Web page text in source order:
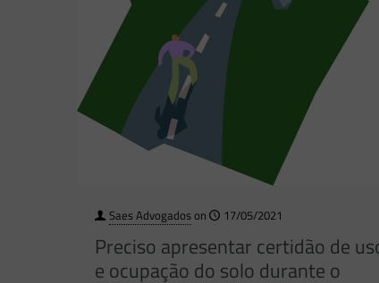
Saes Advogadoson 17/05/2021
Preciso apresentar certidão de
e ocupação do solo durante o